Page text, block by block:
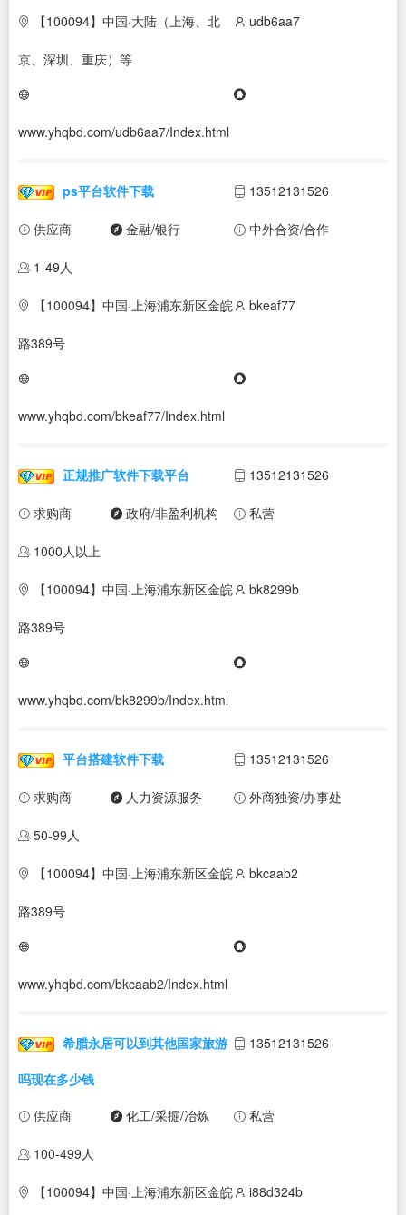
【100094】中国·大陆（上海、北
京、深圳、重庆）等
udb6aa7
www.yhqbd.com/udb6aa7/Index.html
ps平台软件下载 13512131526
供应商 金融/银行 中外合资/合作
1-49人
【100094】中国·上海浦东新区金皖
路389号
bkeaf77
www.yhqbd.com/bkeaf77/Index.html
正规推广软件下载平台 13512131526
求购商 政府/非盈利机构 私营
1000人以上
【100094】中国·上海浦东新区金皖
路389号
bk8299b
www.yhqbd.com/bk8299b/Index.html
平台搭建软件下载 13512131526
求购商 人力资源服务 外商独资/办事处
50-99人
【100094】中国·上海浦东新区金皖
路389号
bkcaab2
www.yhqbd.com/bkcaab2/Index.html
希腊永居可以到其他国家旅游
吗现在多少钱
13512131526
供应商 化工/采掘/冶炼 私营
100-499人
【100094】中国·上海浦东新区金皖 i88d324b